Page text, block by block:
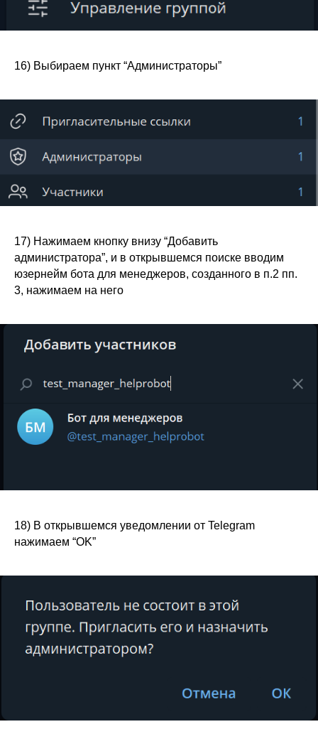
16) Выбираем пункт “Администраторы”
17) Нажимаем кнопку внизу “Добавить
администратора”, и в открывшемся поиске вводим
юзернейм бота для менеджеров, созданного в п.2 пп.
3, нажимаем на него
18) В открывшемся уведомлении от Telegram
нажимаем “OK”